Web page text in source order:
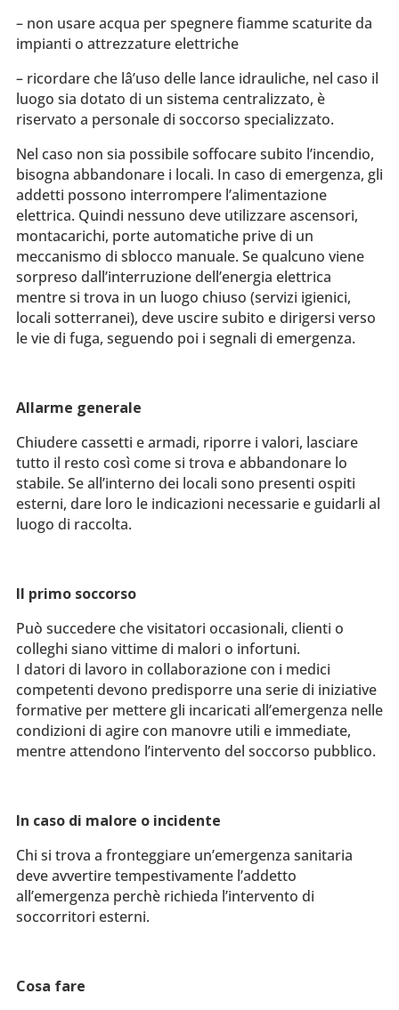
– non usare acqua per spegnere fiamme scaturite da
impianti o attrezzature elettriche
– ricordare che lâ’uso delle lance idrauliche, nel caso il
luogo sia dotato di un sistema centralizzato, è
riservato a personale di soccorso specializzato.
Nel caso non sia possibile soffocare subito l’incendio,
bisogna abbandonare i locali. In caso di emergenza, gli
addetti possono interrompere l’alimentazione
elettrica. Quindi nessuno deve utilizzare ascensori,
montacarichi, porte automatiche prive di un
meccanismo di sblocco manuale. Se qualcuno viene
sorpreso dall’interruzione dell’energia elettrica
mentre si trova in un luogo chiuso (servizi igienici,
locali sotterranei), deve uscire subito e dirigersi verso
le vie di fuga, seguendo poi i segnali di emergenza.
Allarme generale
Chiudere cassetti e armadi, riporre i valori, lasciare
tutto il resto così come si trova e abbandonare lo
stabile. Se all’interno dei locali sono presenti ospiti
esterni, dare loro le indicazioni necessarie e guidarli al
luogo di raccolta.
Il primo soccorso
Può succedere che visitatori occasionali, clienti o
colleghi siano vittime di malori o infortuni.
I datori di lavoro in collaborazione con i medici
competenti devono predisporre una serie di iniziative
formative per mettere gli incaricati all’emergenza nelle
condizioni di agire con manovre utili e immediate,
mentre attendono l’intervento del soccorso pubblico.
In caso di malore o incidente
Chi si trova a fronteggiare un’emergenza sanitaria
deve avvertire tempestivamente l’addetto
all’emergenza perchè richieda l’intervento di
soccorritori esterni.
Cosa fare